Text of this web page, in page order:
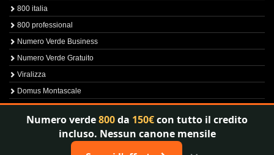
800 italia
800 professional
Numero Verde Business
Numero Verde Gratuito
Viralizza
Domus Montascale
Sprint800
Verfica Numero Verde
Numero verde800da 150€con tutto il credito
incluso. Nessun canone mensile